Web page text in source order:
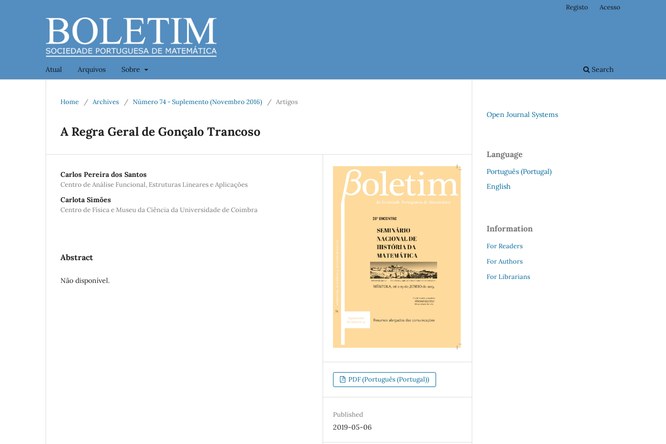
Atual Arquivos Sobre Search
Registo Acesso
Home / Archives / Número 74 - Suplemento (Novembro 2016) / Artigos
A Regra Geral de Gonçalo Trancoso
Carlos Pereira dos Santos
Centro de Análise Funcional, Estruturas Lineares e Aplicações
Carlota Simões
Centro de Física e Museu da Ciência da Universidade de Coimbra
Abstract
Não disponível.
PDF (Português (Portugal))
Published
2019-05-06
Open Journal Systems
Language
Português (Portugal)
English
Information
For Readers
For Authors
For Librarians